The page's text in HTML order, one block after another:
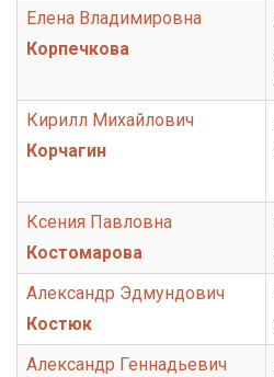
Елена Владимировна
Корпечкова
Кирилл Михайлович
Корчагин
Ксения Павловна
Костомарова
Александр Эдмундович
Костюк
Александр Геннадьевич